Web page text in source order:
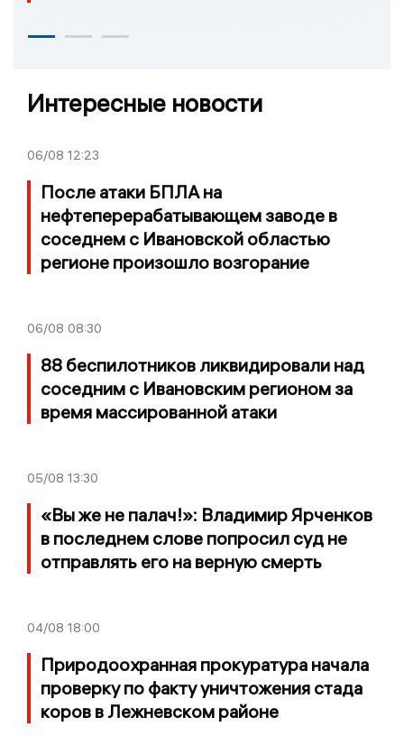
Интересные новости
06/08 12:23
После атаки БПЛА на
нефтеперерабатывающем заводе в
соседнем с Ивановской областью
регионе произошло возгорание
06/08 08:30
88 беспилотников ликвидировали над
соседним с Ивановским регионом за
время массированной атаки
05/08 13:30
«Вы же не палач!»: Владимир Ярченков
в последнем слове попросил суд не
отправлять его на верную смерть
04/08 18:00
Природоохранная прокуратура начала
проверку по факту уничтожения стада
коров в Лежневском районе